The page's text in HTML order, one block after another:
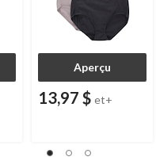
Aperçu
13,97 $ et+